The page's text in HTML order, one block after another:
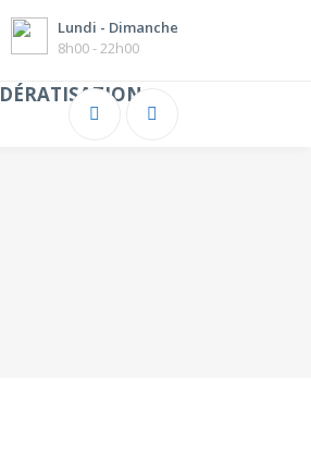
Lundi - Dimanche
8h00 - 22h00
DÉRATISATION